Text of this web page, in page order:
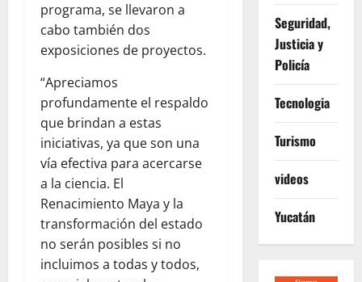
programa, se llevaron a
cabo también dos
exposiciones de proyectos.
“Apreciamos
profundamente el respaldo
que brindan a estas
iniciativas, ya que son una
vía efectiva para acercarse
a la ciencia. El
Renacimiento Maya y la
transformación del estado
no serán posibles si no
incluimos a todas y todos,
Seguridad,
Justicia y
Policía
Tecnologia
Turismo
videos
Yucatán